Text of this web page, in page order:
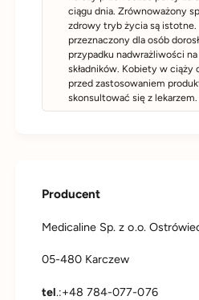
ciągu dnia. Zrównoważony
zdrowy tryb życia są
przeznaczony dla osób
przypadku nadwrażliwości
składników. Kobiety w ciąży
przed zastosowaniem
skonsultować się z lekarzem.
Producent
Medicaline Sp. z o.o.
05-480 Karczew
tel.:+48 784-077-076